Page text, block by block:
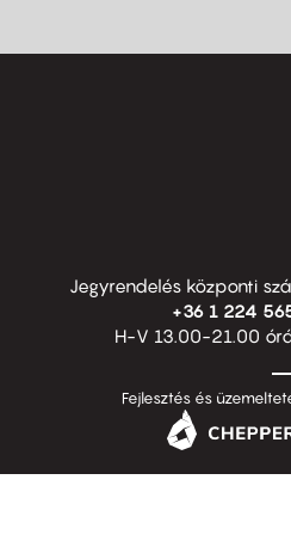
Jegyrendelés központi
+36 1 224
H-V 13.00-21.00
Fejlesztés és